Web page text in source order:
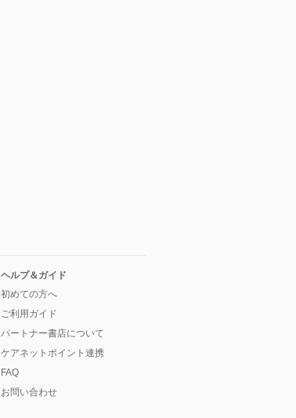
ヘルプ＆ガイド
初めての方へ
ご利用ガイド
パートナー書店について
ケアネットポイント連携
FAQ
お問い合わせ